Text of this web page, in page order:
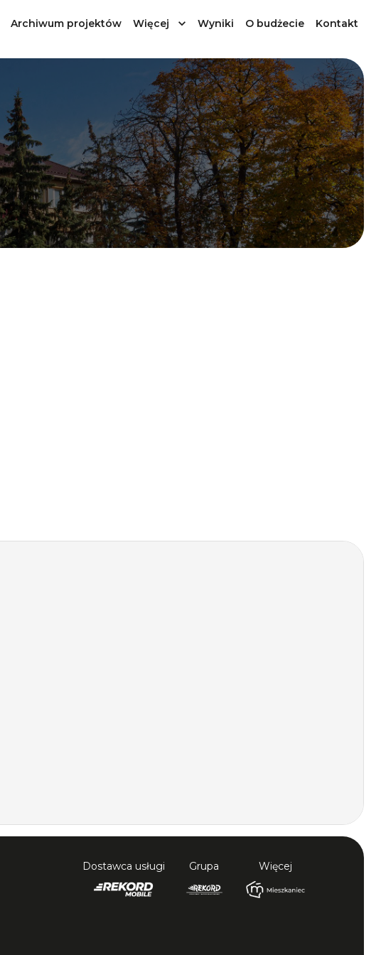
Archiwum projektów Więcej Wyniki O budżecie Kontakt
Dostawca usługi Grupa Więcej